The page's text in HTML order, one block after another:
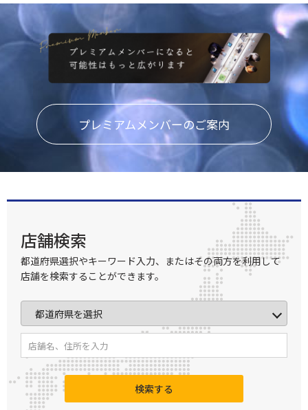
プレミアムメンバーのご案内
店舗検索
都道府県選択やキーワード入力、またはその両方を利用して
店舗を検索することができます。
検索する